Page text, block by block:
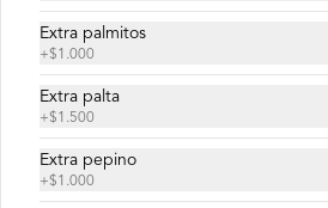
Pedrito
Camarón
envuelto en
Extra palmitos
+$1.000
Extra palta
+$1.500
Extra pepino
+$1.000